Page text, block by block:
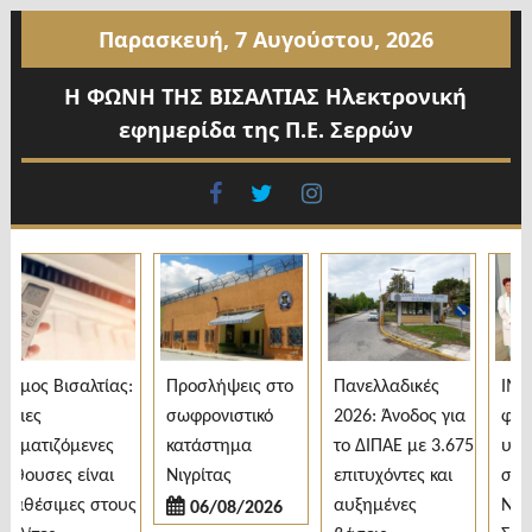
περιεχόμενο
Παρασκευή, 7 Αυγούστου, 2026
Η ΦΩΝΗ ΤΗΣ ΒΙΣΑΛΤΙΑΣ Ηλεκτρονική
εφημερίδα της Π.Ε. Σερρών
facebook
twitter
Βισαλτίας:
είναι
στους
Προσλήψεις στο
σωφρονιστικό
κατάστημα
Νιγρίτας
06/08/2026
Πανελλαδικές
2026: Άνοδος για
το ΔΙΠΑΕ με 3.675
επιτυχόντες και
αυξημένες
στο